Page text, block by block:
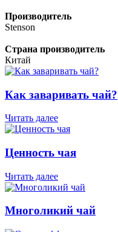
Производитель
Stenson
Страна производитель
Китай
Как заваривать чай?
Читать далее
Ценность чая
Читать далее
Многоликий чай